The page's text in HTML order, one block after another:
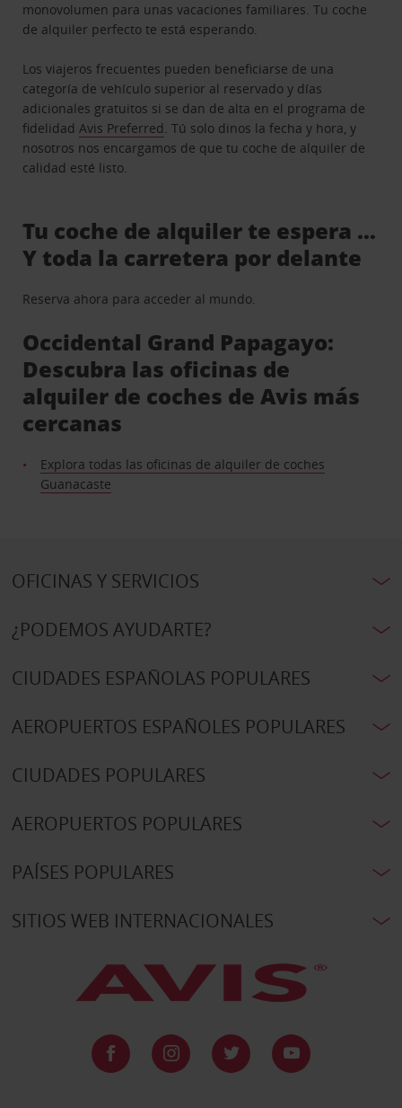
monovolumen para unas vacaciones familiares. Tu coche
de alquiler perfecto te está esperando.
Los viajeros frecuentes pueden beneficiarse de una
categoría de vehículo superior al reservado y días
adicionales gratuitos si se dan de alta en el programa de
fidelidadAvis Preferred. Tú solo dinos la fecha y hora, y
nosotros nos encargamos de que tu coche de alquiler de
calidad esté listo.
Tu coche de alquiler te espera …
Y toda la carretera por delante
Reserva ahora para acceder al mundo.
Occidental Grand Papagayo:
Descubra las oficinas de
alquiler de coches de Avis más
cercanas
Explora todas las oficinas de alquiler de coches
Guanacaste
OFICINAS Y SERVICIOS
¿PODEMOS AYUDARTE?
CIUDADES ESPAÑOLAS POPULARES
AEROPUERTOS ESPAÑOLES POPULARES
CIUDADES POPULARES
AEROPUERTOS POPULARES
PAÍSES POPULARES
SITIOS WEB INTERNACIONALES